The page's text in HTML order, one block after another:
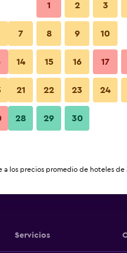
Servicios
1 2 3
7 8 9 10
14 15 16 17
21 22 23 24
28 29 30
a los precios promedio de hoteles de